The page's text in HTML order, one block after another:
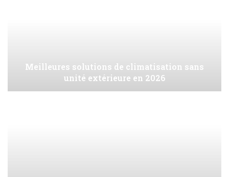
Meilleures solutions de climatisation sans
unité extérieure en 2026